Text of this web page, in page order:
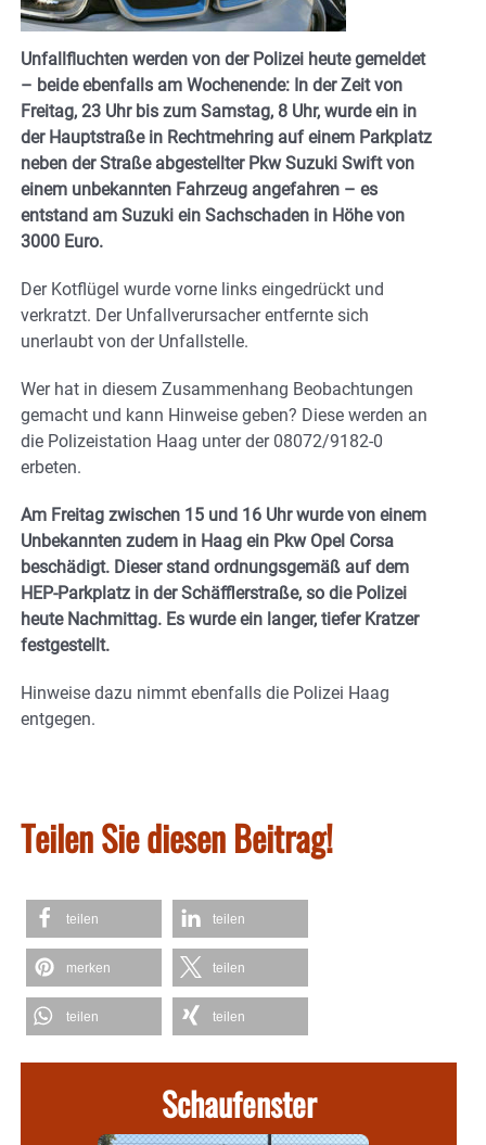
Unfallfluchten werden von der Polizei heute gemeldet
– beide ebenfalls am Wochenende: In der Zeit von
Freitag, 23 Uhr bis zum Samstag, 8 Uhr, wurde ein in
der Hauptstraße in Rechtmehring auf einem Parkplatz
neben der Straße abgestellter Pkw Suzuki Swift von
einem unbekannten Fahrzeug angefahren – es
entstand am Suzuki ein Sachschaden in Höhe von
3000 Euro.
Der Kotflügel wurde vorne links eingedrückt und
verkratzt. Der Unfallverursacher entfernte sich
unerlaubt von der Unfallstelle.
Wer hat in diesem Zusammenhang Beobachtungen
gemacht und kann Hinweise geben? Diese werden an
die Polizeistation Haag unter der 08072/9182-0
erbeten.
Am Freitag zwischen 15 und 16 Uhr wurde von einem
Unbekannten zudem in Haag ein Pkw Opel Corsa
beschädigt. Dieser stand ordnungsgemäß auf dem
HEP-Parkplatz in der Schäfflerstraße, so die Polizei
heute Nachmittag. Es wurde ein langer, tiefer Kratzer
festgestellt.
Hinweise dazu nimmt ebenfalls die Polizei Haag
entgegen.
Teilen Sie diesen Beitrag!
teilen teilen
merken teilen
teilen teilen
Schaufenster